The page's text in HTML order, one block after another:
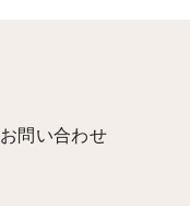
お問い合わせ